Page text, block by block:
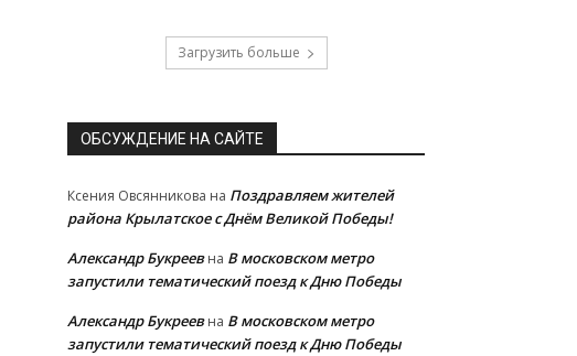
Загрузить больше
ОБСУЖДЕНИЕ НА САЙТЕ
Ксения Овсянникова на Поздравляем жителей
района Крылатское с Днём Великой Победы!
Александр Букреевна В московском метро
запустили тематический поезд к Дню Победы
Александр Букреевна В московском метро
запустили тематический поезд к Дню Победы